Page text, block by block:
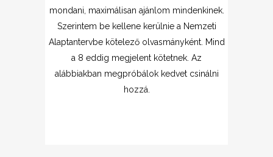
mondani, maximálisan ajánlom mindenkinek.
Szerintem be kellene kerülnie a Nemzeti
Alaptantervbe kötelező olvasmányként. Mind
a 8 eddig megjelent kötetnek. Az
alábbiakban megpróbálok kedvet csinálni
hozzá.